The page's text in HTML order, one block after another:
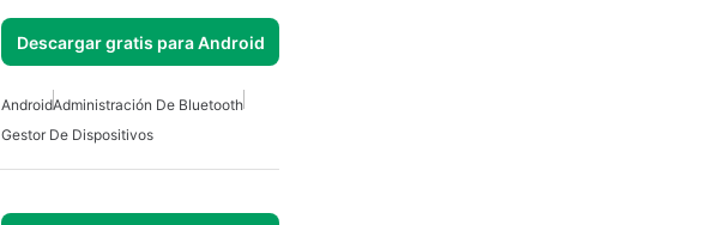
Descargar gratis para Android
AndroidAdministración De Bluetooth
Gestor De Dispositivos